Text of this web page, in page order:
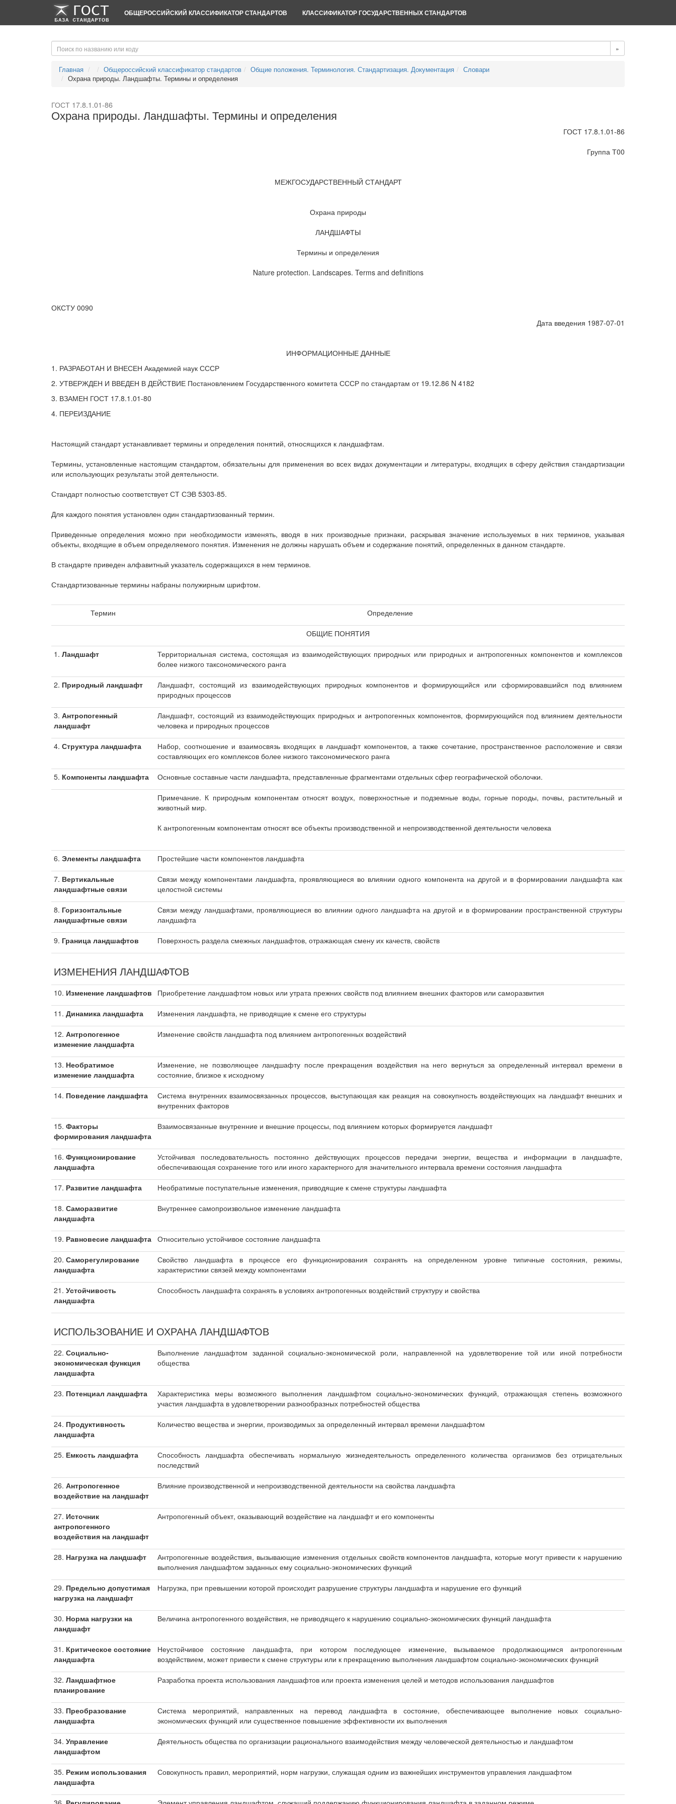
ОБЩЕРОССИЙСКИЙ КЛАССИФИКАТОР СТАНДАРТОВ КЛАССИФИКАТОР ГОСУДАРСТВЕННЫХ СТАНДАРТОВ
»
Главная Общероссийский классификатор стандартов Общие положения. Терминология. Стандартизация. Документация
Словари
Охрана природы. Ландшафты. Термины и определения
ГОСТ 17.8.1.01-86
Охрана природы. Ландшафты. Термины и определения
ГОСТ 17.8.1.01-86
Группа Т00
МЕЖГОСУДАРСТВЕННЫЙ СТАНДАРТ
Охрана природы
ЛАНДШАФТЫ
Термины и определения
Nature protection. Landscapes. Terms and definitions
ОКСТУ 0090
Дата введения 1987-07-01
ИНФОРМАЦИОННЫЕ ДАННЫЕ
1. РАЗРАБОТАН И ВНЕСЕН Академией наук СССР
2. УТВЕРЖДЕН И ВВЕДЕН В ДЕЙСТВИЕ Постановлением Государственного комитета СССР по стандартам от 19.12.86 N 4182
3. ВЗАМЕН ГОСТ 17.8.1.01-80
4. ПЕРЕИЗДАНИЕ
Настоящий стандарт устанавливает термины и определения понятий, относящихся к ландшафтам.
Термины, установленные настоящим стандартом, обязательны для применения во всех видах документации и литературы, входящих в сферу действия стандартизации
или использующих результаты этой деятельности.
Стандарт полностью соответствует СТ СЭВ 5303-85.
Для каждого понятия установлен один стандартизованный термин.
Приведенные определения можно при необходимости изменять, вводя в них производные признаки, раскрывая значение используемых в них терминов, указывая
объекты, входящие в объем определяемого понятия. Изменения не должны нарушать объем и содержание понятий, определенных в данном стандарте.
В стандарте приведен алфавитный указатель содержащихся в нем терминов.
Стандартизованные термины набраны полужирным шрифтом.
Термин Определение
ОБЩИЕ ПОНЯТИЯ
1. Ландшафт
Территориальная система, состоящая из взаимодействующих природных или природных и антропогенных компонентов и комплексов
более низкого таксономического ранга
2. Природный ландшафт
Ландшафт, состоящий из взаимодействующих природных компонентов и формирующийся или сформировавшийся под влиянием
природных процессов
3. Антропогенный
ландшафт
Ландшафт, состоящий из взаимодействующих природных и антропогенных компонентов, формирующийся под влиянием деятельности
человека и природных процессов
4. Структура ландшафта
Набор, соотношение и взаимосвязь входящих в ландшафт компонентов, а также сочетание, пространственное расположение и связи
составляющих его комплексов более низкого таксономического ранга
5. Компоненты ландшафта Основные составные части ландшафта, представленные фрагментами отдельных сфер географической оболочки.
Примечание. К природным компонентам относят воздух, поверхностные и подземные воды, горные породы, почвы, растительный и
животный мир.
К антропогенным компонентам относят все объекты производственной и непроизводственной деятельности человека
6. Элементы ландшафта Простейшие части компонентов ландшафта
7. Вертикальные
ландшафтные связи
Связи между компонентами ландшафта, проявляющиеся во влиянии одного компонента на другой и в формировании ландшафта как
целостной системы
8. Горизонтальные
ландшафтные связи
Связи между ландшафтами, проявляющиеся во влиянии одного ландшафта на другой и в формировании пространственной структуры
ландшафта
9. Граница ландшафтов Поверхность раздела смежных ландшафтов, отражающая смену их качеств, свойств
ИЗМЕНЕНИЯ ЛАНДШАФТОВ
10. Изменение ландшафтов Приобретение ландшафтом новых или утрата прежних свойств под влиянием внешних факторов или саморазвития
11. Динамика ландшафта Изменения ландшафта, не приводящие к смене его структуры
12. Антропогенное
изменение ландшафта
Изменение свойств ландшафта под влиянием антропогенных воздействий
13. Необратимое
изменение ландшафта
Изменение, не позволяющее ландшафту после прекращения воздействия на него вернуться за определенный интервал времени в
состояние, близкое к исходному
14. Поведение ландшафта
Система внутренних взаимосвязанных процессов, выступающая как реакция на совокупность воздействующих на ландшафт внешних и
внутренних факторов
15. Факторы
формирования ландшафта
Взаимосвязанные внутренние и внешние процессы, под влиянием которых формируется ландшафт
16. Функционирование
ландшафта
Устойчивая последовательность постоянно действующих процессов передачи энергии, вещества и информации в ландшафте,
обеспечивающая сохранение того или иного характерного для значительного интервала времени состояния ландшафта
17. Развитие ландшафта Необратимые поступательные изменения, приводящие к смене структуры ландшафта
18. Саморазвитие
ландшафта
Внутреннее самопроизвольное изменение ландшафта
19. Равновесие ландшафта Относительно устойчивое состояние ландшафта
20. Саморегулирование
ландшафта
Свойство ландшафта в процессе его функционирования сохранять на определенном уровне типичные состояния, режимы,
характеристики связей между компонентами
21. Устойчивость
ландшафта
Способность ландшафта сохранять в условиях антропогенных воздействий структуру и свойства
ИСПОЛЬЗОВАНИЕ И ОХРАНА ЛАНДШАФТОВ
22. Социально-
экономическая функция
ландшафта
Выполнение ландшафтом заданной социально-экономической роли, направленной на удовлетворение той или иной потребности
общества
23. Потенциал ландшафта
Характеристика меры возможного выполнения ландшафтом социально-экономических функций, отражающая степень возможного
участия ландшафта в удовлетворении разнообразных потребностей общества
24. Продуктивность
ландшафта
Количество вещества и энергии, производимых за определенный интервал времени ландшафтом
25. Емкость ландшафта
Способность ландшафта обеспечивать нормальную жизнедеятельность определенного количества организмов без отрицательных
последствий
26. Антропогенное
воздействие на ландшафт
Влияние производственной и непроизводственной деятельности на свойства ландшафта
27. Источник
антропогенного
воздействия на ландшафт
Антропогенный объект, оказывающий воздействие на ландшафт и его компоненты
28. Нагрузка на ландшафт
Антропогенные воздействия, вызывающие изменения отдельных свойств компонентов ландшафта, которые могут привести к нарушению
выполнения ландшафтом заданных ему социально-экономических функций
29. Предельно допустимая
нагрузка на ландшафт
Нагрузка, при превышении которой происходит разрушение структуры ландшафта и нарушение его функций
30. Норма нагрузки на
ландшафт
Величина антропогенного воздействия, не приводящего к нарушению социально-экономических функций ландшафта
31. Критическое состояние
ландшафта
Неустойчивое состояние ландшафта, при котором последующее изменение, вызываемое продолжающимся антропогенным
воздействием, может привести к смене структуры или к прекращению выполнения ландшафтом социально-экономических функций
32. Ландшафтное
планирование
Разработка проекта использования ландшафтов или проекта изменения целей и методов использования ландшафтов
33. Преобразование
ландшафта
Система мероприятий, направленных на перевод ландшафта в состояние, обеспечивающее выполнение новых социально-
экономических функций или существенное повышение эффективности их выполнения
34. Управление
ландшафтом
Деятельность общества по организации рационального взаимодействия между человеческой деятельностью и ландшафтом
35. Режим использования
ландшафта
Совокупность правил, мероприятий, норм нагрузки, служащая одним из важнейших инструментов управления ландшафтом